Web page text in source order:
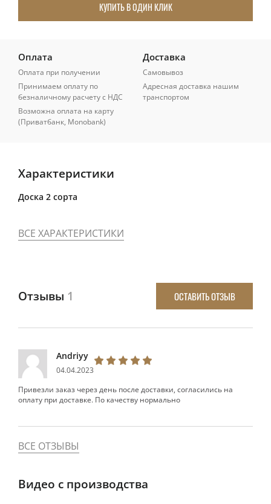
КУПИТЬ В ОДИН КЛИК
Оплата
Оплата при получении
Принимаем оплату по
безналичному расчету с НДС
Возможна оплата на карту
(Приватбанк, Monobank)
Доставка
Самовывоз
Адресная доставка нашим
транспортом
Характеристики
Доска 2 сорта
ВСЕ ХАРАКТЕРИСТИКИ
Отзывы 1 ОСТАВИТЬ ОТЗЫВ
Andriyy
04.04.2023
Привезли заказ через день после доставки, согласились на
оплату при доставке. По качеству нормально
ВСЕ ОТЗЫВЫ
Видео с производства